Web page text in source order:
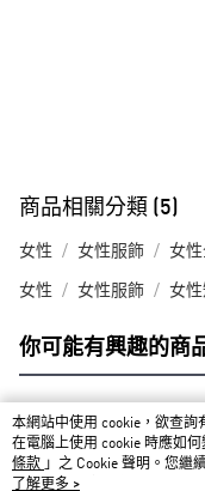
商品相關分類 (5)
女性 女性服飾 女
女性 女性服飾 女性
你可能有興趣的商
熱門標籤
本網站中使用 cookie，欲查詢
在電腦上使用 cookie 時應如
條款 」之 Cookie 聲明。您繼
款之 Cookie 聲明使用 cookie。
了解更多 >